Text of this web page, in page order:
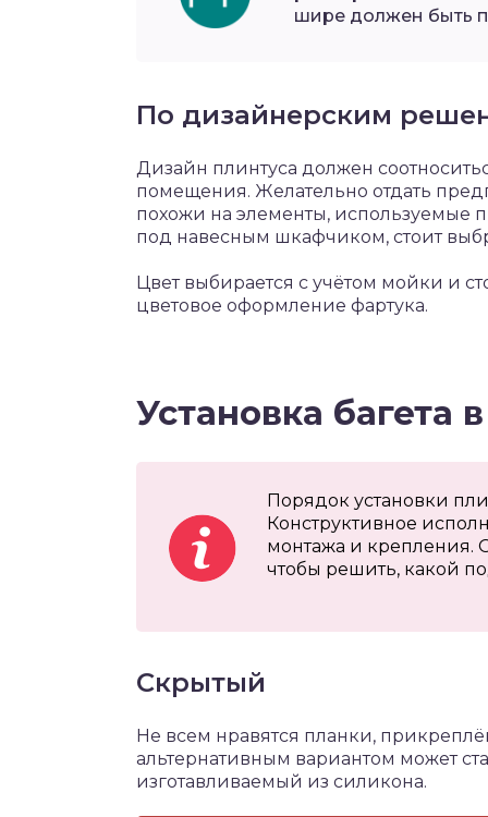
шире должен быть
По дизайнерским
Дизайн плинтуса должен
помещения. Желательно отдать
похожи на элементы,
под навесным шкафчиком, стоит
Цвет выбирается с учётом мойки и
цветовое оформление фартука.
Установка багета
Порядок установки
Конструктивное
монтажа и крепления.
чтобы решить, какой
Скрытый
Не всем нравятся планки,
альтернативным вариантом может
изготавливаемый из силикона.